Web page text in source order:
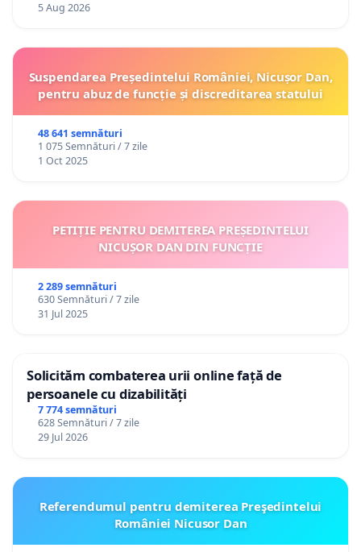
5 Aug 2026
Suspendarea Președintelui României, Nicușor Dan,
pentru abuz de funcție și discreditarea statului
48 641 semnături
1 075 Semnături / 7 zile
1 Oct 2025
PETIȚIE PENTRU DEMITEREA PREȘEDINTELUI
NICUȘOR DAN DIN FUNCȚIE
2 289 semnături
630 Semnături / 7 zile
31 Jul 2025
Solicităm combaterea urii online față de
persoanele cu dizabilități
7 774 semnături
628 Semnături / 7 zile
29 Jul 2026
Referendumul pentru demiterea Preşedintelui
României Nicusor Dan